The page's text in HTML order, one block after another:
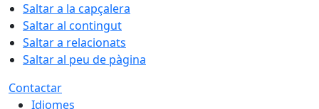
Saltar a la capçalera
Saltar al contingut
Saltar a relacionats
Saltar al peu de pàgina
Contactar
Idiomes